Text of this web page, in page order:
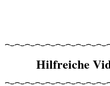
Hilfreiche